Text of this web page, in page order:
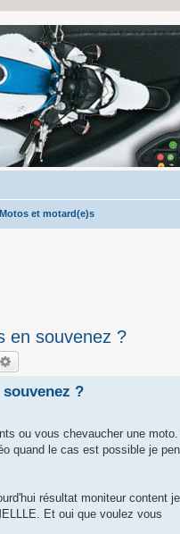
Motos et motard(e)s
en souvenez ?
?
ou vous chevaucher une
quand le cas est possible je
résultat moniteur content
Et oui que voulez vous